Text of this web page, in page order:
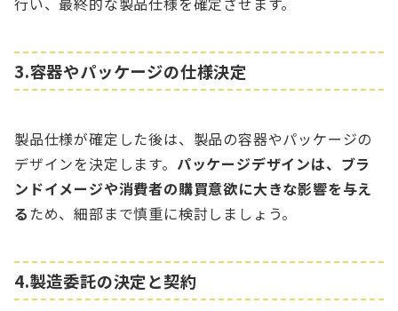
3.容器やパッケージの仕様決定
製品仕様が確定した後は、製品の容器やパッケージの
デザインを決定します。 パッケージデザインは、ブラ
ンドイメージや消費者の購買意欲に大きな影響を与え
る ため、細部まで慎重に検討しましょう。
4.製造委託の決定と契約